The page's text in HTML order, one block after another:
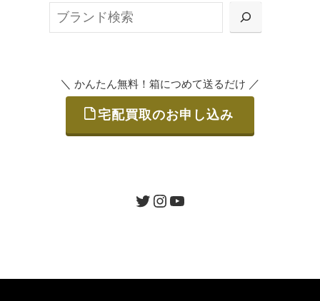
または梱包材不要の「集荷申込」からお選び
ご発送
STEP
＼ かんたん無料！箱につめて送るだけ ／
宅配買取のお申し込み
ツイッターインスタグラムユーチューブ